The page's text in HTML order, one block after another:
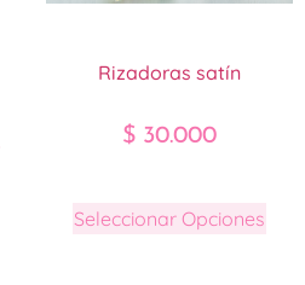
Rizadoras satín
$ 30.000
Seleccionar Opciones